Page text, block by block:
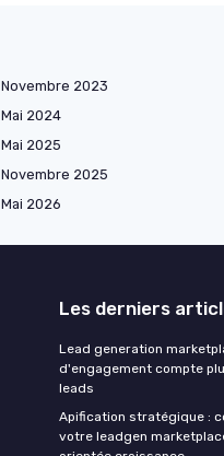
Novembre 2023
Mai 2024
Mai 2025
Novembre 2025
Mai 2026
Les derniers
Lead generation
d'engagement compte
leads
Apification stratégique :
votre leadgen